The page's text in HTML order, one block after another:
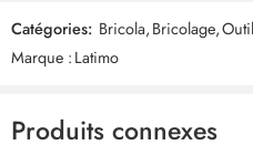
Commentaires
Il n'y a pas encore de critiques.
Catégories: Bricola,Bricolage,
Marque :Latimo
Produits connexes